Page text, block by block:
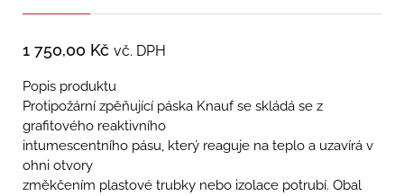
1 750,00 Kč vč. DPH
Popis produktu
Protipožární zpěňující páska Knauf se skládá se z
grafitového reaktivního
intumescentního pásu, který reaguje na teplo a uzavírá v
ohni otvory
změkčením plastové trubky nebo izolace potrubí. Obal